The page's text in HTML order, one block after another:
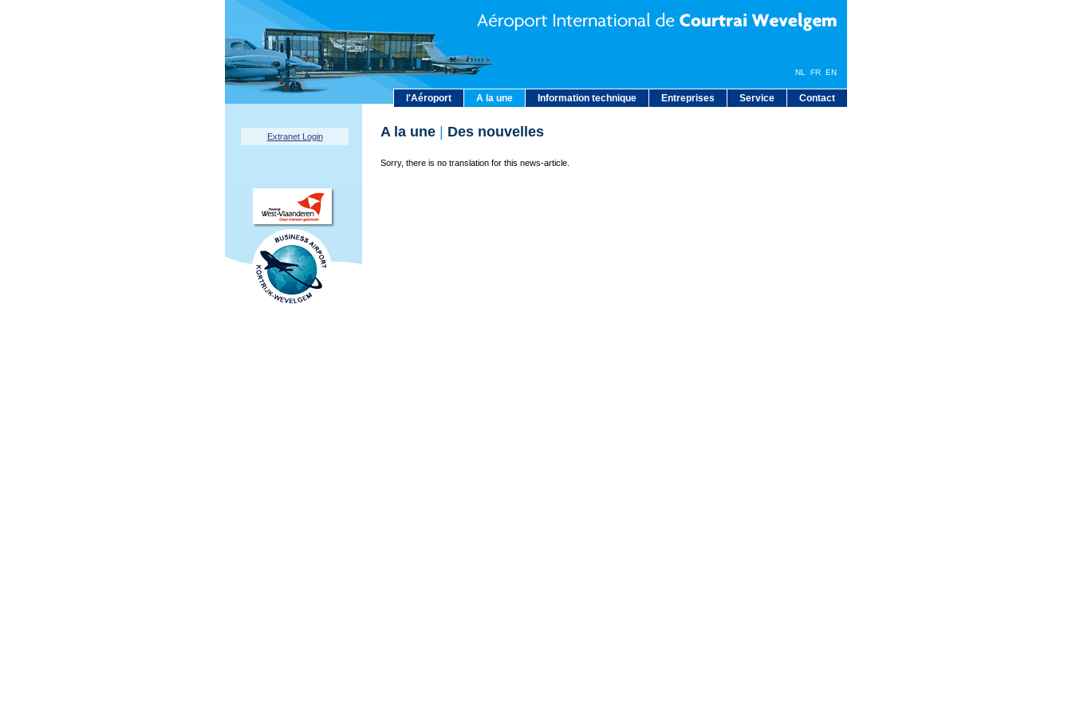
l'Aéroport A la une Information technique Entreprises Service Contact
NL FR EN
Extranet Login A la une Des nouvelles
Sorry, there is no translation for this news-article.